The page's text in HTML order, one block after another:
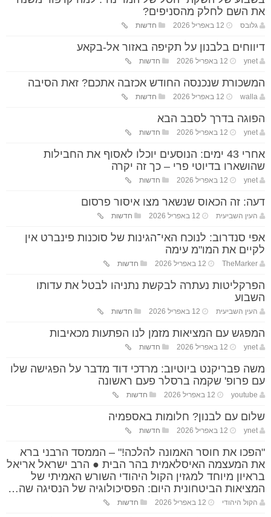
את השם לחלק מהסניפים?
גלובס 12 באפריל 2026 חדשות
דיווחים בלבנון על תקיפה באזור אל-בקאע
ynet 12 באפריל 2026 חדשות
המשכורת שנכנסה החודש אכזבה אתכם? זאת הסיבה
walla 12 באפריל 2026 חדשות
הפוגה בדרך לסבב הבא
ynet 12 באפריל 2026 חדשות
אחרי 43 ימים: הנוסעים יוכלו לאסוף את החבילות
שהושארו בדיוטי פרי – כך זה יקרה
ynet 12 באפריל 2026 חדשות
דעה: זה הכאוס שנשאר מצו איסור פרסום
העין השביעית 12 באפריל 2026 חדשות
אפי סנדרוב: לנוכח האי־הגינות של סוכנות פינברט אין
לקיים את המו"מ עימה
TheMarker 12 באפריל 2026 חדשות
הפרקליטות נעתרה לבקשת נתניהו לבטל את עדותו
השבוע
העין השביעית 12 באפריל 2026 חדשות
המפגש עם המציאות מזמן לנו הפתעות מכאיבות
ynet 12 באפריל 2026 חדשות
משה פבריקנט ביוטיוב: מרדכי דוד מדבר על הפגישה שלו
עם פרופ' שקמה ברסלר פעם ראשונה
youtube 12 באפריל 2026 חדשות
שלום עם לבנון? חלומות באספמיה
ynet 12 באפריל 2026 חדשות
"הפכו את חוסר האמונה להלכה!" – הממסד הרבני ברא
את המעצמה האיסלאמית בהר הבית ● הרב ישראל אריאל
בראיון מיוחד למגזין הקול היהודי השורש האמיתי של
המציאות הביטחונית היום: הפסיכולוגיה של הנסיגה שה…
הקול היהודי 12 באפריל 2026 חדשות